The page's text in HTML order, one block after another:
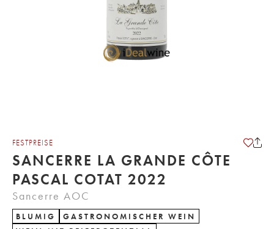
FESTPREISE
SANCERRE LA GRANDE CÔTE
PASCAL COTAT 2022
Sancerre AOC
BLUMIG
GASTRONOMISCHER WEIN